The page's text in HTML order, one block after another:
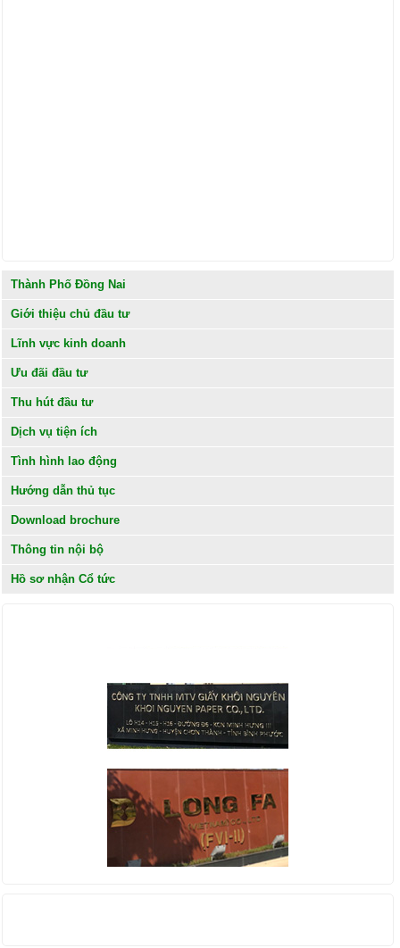
Thành Phố Đồng Nai
Giới thiệu chủ đầu tư
Lĩnh vực kinh doanh
Ưu đãi đầu tư
Thu hút đầu tư
Dịch vụ tiện ích
Tình hình lao động
Hướng dẫn thủ tục
Download brochure
Thông tin nội bộ
Hồ sơ nhận Cổ tức